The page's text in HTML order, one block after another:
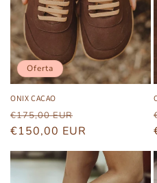
Oferta
ONIX CACAO
Precio
habitual
€175,00 EUR
de
oferta
€150,00 EUR